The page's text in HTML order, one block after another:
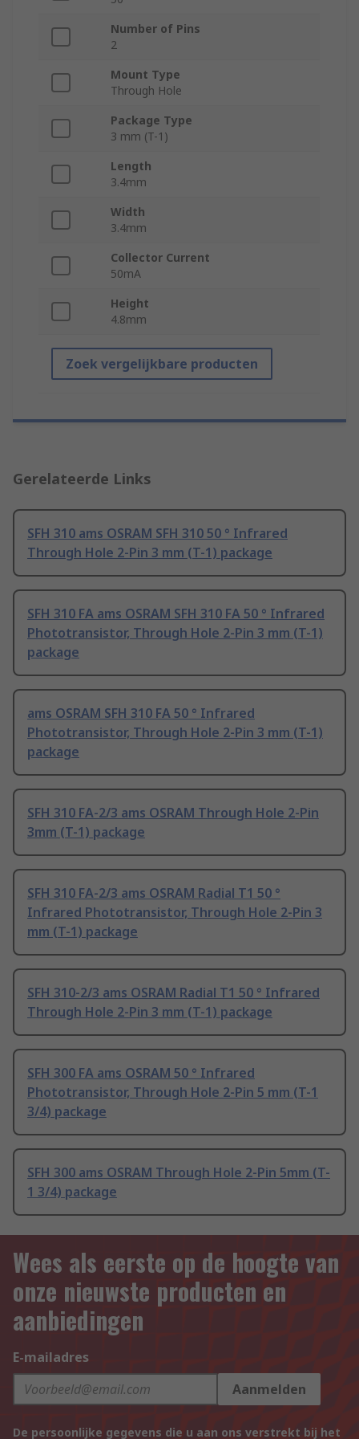
Number of Pins
2
Mount Type
Through Hole
Package Type
3 mm (T-1)
Length
3.4mm
Width
3.4mm
Collector Current
50mA
Height
4.8mm
Zoek vergelijkbare producten
Gerelateerde Links
SFH 310 ams OSRAM SFH 310 50 ° Infrared
Through Hole 2-Pin 3 mm (T-1) package
SFH 310 FA ams OSRAM SFH 310 FA 50 ° Infrared
Phototransistor, Through Hole 2-Pin 3 mm (T-1)
package
ams OSRAM SFH 310 FA 50 ° Infrared
Phototransistor, Through Hole 2-Pin 3 mm (T-1)
package
SFH 310 FA-2/3 ams OSRAM Through Hole 2-Pin
3mm (T-1) package
SFH 310 FA-2/3 ams OSRAM Radial T1 50 °
Infrared Phototransistor, Through Hole 2-Pin 3
mm (T-1) package
SFH 310-2/3 ams OSRAM Radial T1 50 ° Infrared
Through Hole 2-Pin 3 mm (T-1) package
SFH 300 FA ams OSRAM 50 ° Infrared
Phototransistor, Through Hole 2-Pin 5 mm (T-1
3/4) package
SFH 300 ams OSRAM Through Hole 2-Pin 5mm (T-
1 3/4) package
Wees als eerste op de hoogte van
onze nieuwste producten en
aanbiedingen
E-mailadres
Aanmelden
De persoonlijke gegevens die u aan ons verstrekt bij het